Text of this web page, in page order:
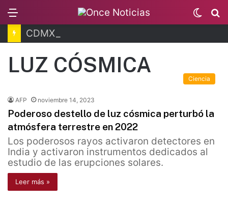
Switch
skin
LUZ CÓSMICA
Ciencia
AFP noviembre 14, 2023
Poderoso destello de luz cósmica perturbó la
atmósfera terrestre en 2022
Los poderosos rayos activaron detectores en
India y activaron instrumentos dedicados al
estudio de las erupciones solares.
Leer más »